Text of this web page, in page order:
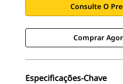
Consulte O
Comprar
Especificações-Chave